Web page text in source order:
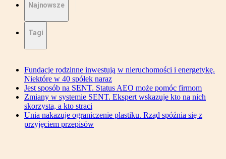
Najnowsze
Tagi
Fundacje rodzinne inwestują w nieruchomości i energetykę.
Niektóre w 40 spółek naraz
Jest sposób na SENT. Status AEO może pomóc firmom
Zmiany w systemie SENT. Ekspert wskazuje kto na nich
skorzysta, a kto straci
Unia nakazuje ograniczenie plastiku. Rząd spóźnia się z
przyjęciem przepisów